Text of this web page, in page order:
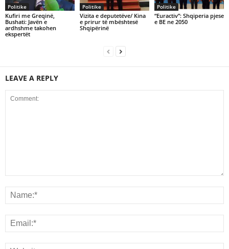
Politike
Kufiri me Greqinë,
Bushati: Javën e
ardhshme takohen
ekspertët
Politike
Vizita e deputetëve/ Kina
e prirur të mbështesë
Shqipërinë
Politike
“Euractiv”: Shqiperia pjese
e BE ne 2050
LEAVE A REPLY